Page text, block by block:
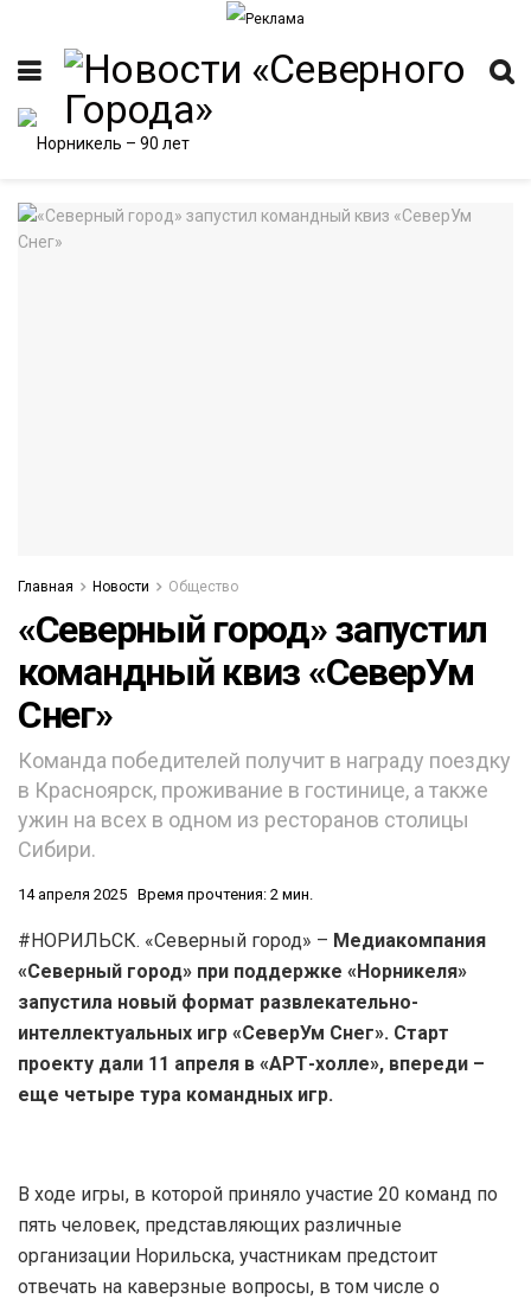
Главная Новости Общество
«Северный город» запустил
командный квиз «СеверУм
Снег»
Команда победителей получит в награду поездку
в Красноярск, проживание в гостинице, а также
ужин на всех в одном из ресторанов столицы
Сибири.
14 апреля 2025 Время прочтения: 2 мин.
#НОРИЛЬСК. «Северный город» – Медиакомпания
«Северный город» при поддержке «Норникеля»
запустила новый формат развлекательно-
интеллектуальных игр «СеверУм Снег». Старт
проекту дали 11 апреля в «АРТ-холле», впереди –
еще четыре тура командных игр.
В ходе игры, в которой приняло участие 20 команд по
пять человек, представляющих различные
организации Норильска, участникам предстоит
отвечать на каверзные вопросы, в том числе о